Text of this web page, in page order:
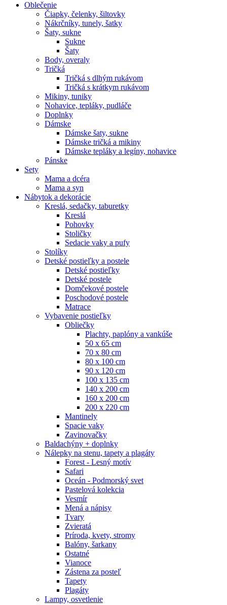
Oblečenie
Čiapky, čelenky, šiltovky
Nákrčníky, tunely, šatky
Šaty, sukne
Sukne
Šaty
Body, overaly
Tričká
Tričká s dlhým rukávom
Tričká s krátkym rukávom
Mikiny, tuniky
Nohavice, tepláky, pudláče
Doplnky
Dámske
Dámske šaty, sukne
Dámske tričká a mikiny
Dámske tepláky a legíny, nohavice
Pánske
Sety
Mama a dcéra
Mama a syn
Nábytok a dekorácie
Kreslá, sedačky, taburetky
Kreslá
Pohovky
Stoličky
Sedacie vaky a pufy
Stolíky
Detské postieľky a postele
Detské postieľky
Detské postele
Domčekové postele
Poschodové postele
Matrace
Vybavenie postieľky
Obliečky
Plachty, paplóny a vankúše
50 x 65 cm
70 x 80 cm
80 x 100 cm
90 x 120 cm
100 x 135 cm
140 x 200 cm
160 x 200 cm
200 x 220 cm
Mantinely
Spacie vaky
Zavinovačky
Baldachýny + doplnky
Nálepky na stenu, tapety a plagáty
Forest - Lesný motív
Safari
Oceán - Podmorský svet
Pastelová kolekcia
Vesmír
Mená a nápisy
Tvary
Zvieratá
Príroda, kvety, stromy
Balóny, šarkany
Ostatné
Vianoce
Zástena za posteľ
Tapety
Plagáty
Lampy, osvetlenie